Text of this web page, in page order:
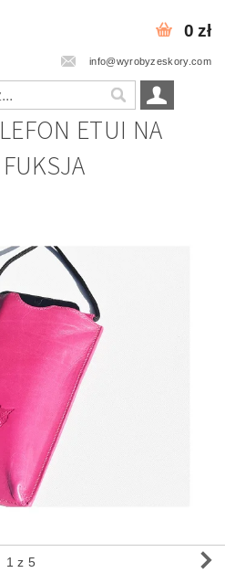
info@wyrobyzeskory.com
0 zł
ETUI NA
1 z 5